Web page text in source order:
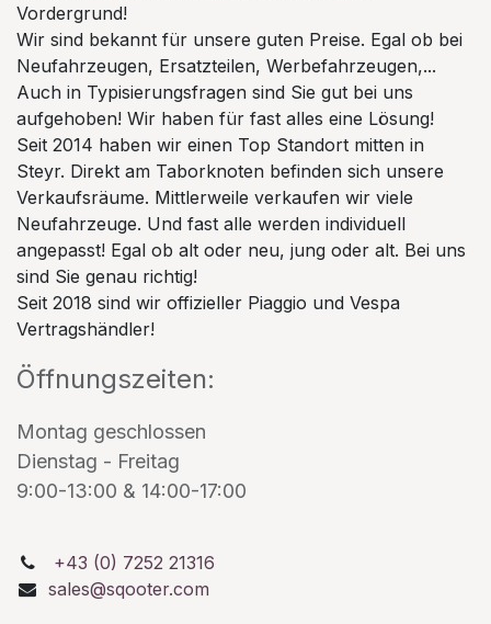
Vordergrund!
Wir sind bekannt für unsere guten Preise. Egal ob bei
Neufahrzeugen, Ersatzteilen, Werbefahrzeugen,...
Auch in Typisierungsfragen sind Sie gut bei uns
aufgehoben! Wir haben für fast alles eine Lösung!
Seit 2014 haben wir einen Top Standort mitten in
Steyr. Direkt am Taborknoten befinden sich unsere
Verkaufsräume. Mittlerweile verkaufen wir viele
Neufahrzeuge. Und fast alle werden individuell
angepasst! Egal ob alt oder neu, jung oder alt. Bei uns
sind Sie genau richtig!
Seit 2018 sind wir offizieller Piaggio und Vespa
Vertragshändler!
Öffnungszeiten:
Montag geschlossen
Dienstag - Freitag
9:00-13:00 & 14:00-17:00
+43 (0) 7252 21316
sales@sqooter.com